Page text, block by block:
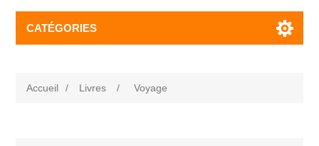
CATÉGORIES
Accueil / Livres / Voyage